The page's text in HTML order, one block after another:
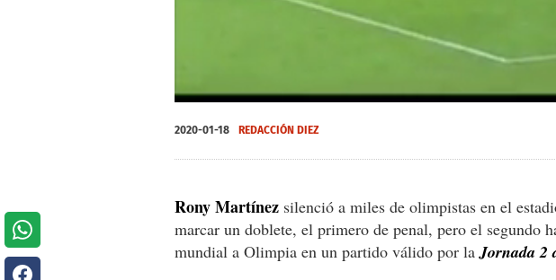
seconds
of
2020-01-18 REDACCIÓN DIEZ
Rony Martínez silenció a miles de olimpistas en el
marcar un doblete, el primero de penal, pero el segundo
mundial a Olimpia en un partido válido por la Jornada 2